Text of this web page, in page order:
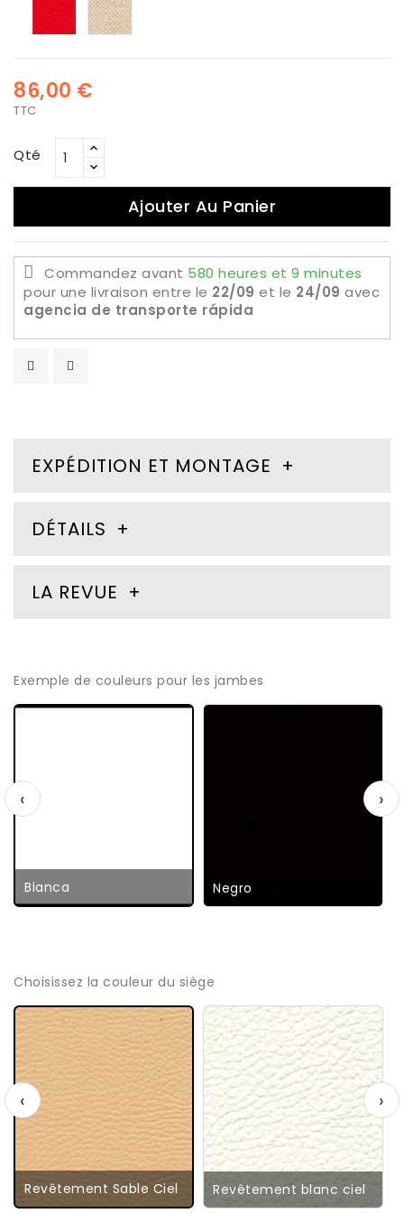
Acai
Artic
en
vinyle
Érable
en
vinyle
Chêne
86,00 €
TTC
Qté
Ajouter Au Panier
Commandez avant 580 heures et 9 minutes
pour une livraison entre le 22/09 et le 24/09 avec
agencia de transporte rápida
EXPÉDITION ET MONTAGE
DÉTAILS
LA REVUE
Exemple de couleurs pour les jambes
Blanca Negro
‹ ›
Choisissez la couleur du siège
Revêtement Sable Ciel Revêtement blanc ciel
‹ ›